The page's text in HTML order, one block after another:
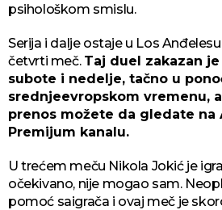
psihološkom smislu.
Serija i dalje ostaje u Los
četvrti meč. Taj duel zakazan
subote i nedelje, tačno u
srednjeevropskom vremenu,
prenos možete da gledate na
Premijum kanalu.
U trećem meču Nikola Jokić je
očekivano, nije mogao sam.
pomoć saigrača i ovaj meč je